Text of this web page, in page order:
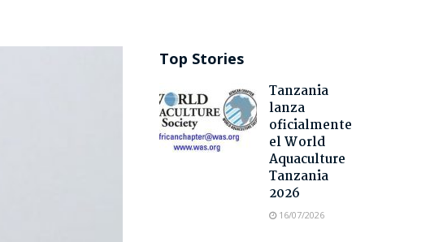
Top Stories
Tanzania
lanza
oficialmente
el World
Aquaculture
Tanzania
2026
16/07/2026